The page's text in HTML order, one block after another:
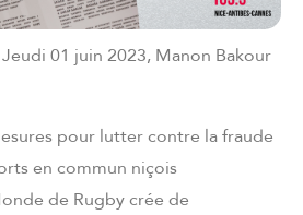
01 juin 2023, Manon Bakour
pour lutter contre la fraude
en commun niçois
de Rugby crée de